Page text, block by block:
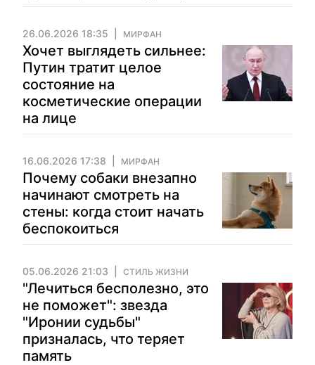
26.06.2026 18:35 МИРФАН
Хочет выглядеть сильнее:
Путин тратит целое
состояние на
косметические операции
на лице
16.06.2026 17:38 МИРФАН
Почему собаки внезапно
начинают смотреть на
стены: когда стоит начать
беспокоиться
05.06.2026 21:03 СТИЛЬ ЖИЗНИ
"Лечиться бесполезно, это
не поможет": звезда
"Иронии судьбы"
призналась, что теряет
память